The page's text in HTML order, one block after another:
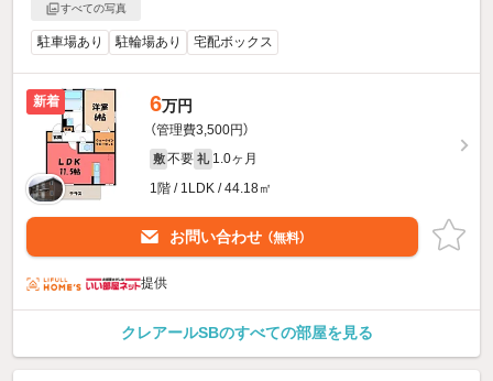
すべての写真
駐車場あり 駐輪場あり 宅配ボックス
新着 6万円
（管理費3,500円）
敷 不要 礼 1.0ヶ月
1階 / 1LDK / 44.18㎡
お問い合わせ （無料）
提供
クレアールSBのすべての部屋を見る